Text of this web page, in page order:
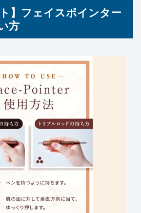
】フェイスポインター
方